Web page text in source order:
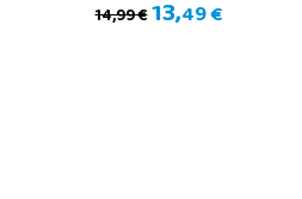
14,99 €13,49 €